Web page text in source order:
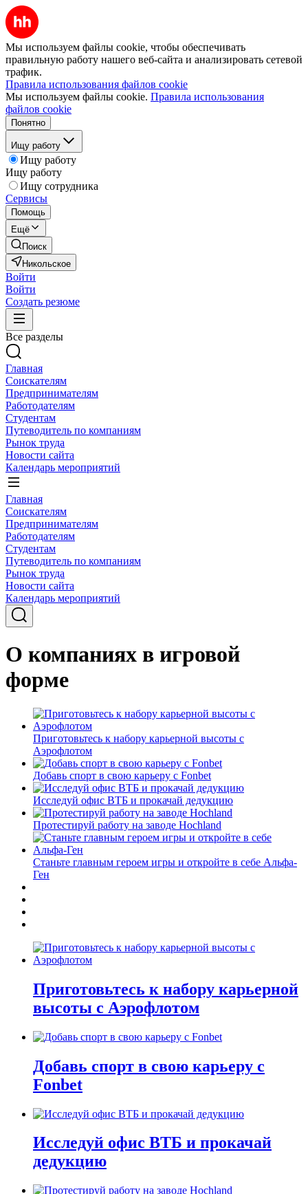
Мы используем файлы cookie, чтобы обеспечивать
правильную работу нашего веб-сайта и анализировать сетевой
трафик.
Правила использования файлов cookie
Мы используем файлы cookie. Правила использования
файлов cookie
Понятно
Ищу работу
Ищу работу
Ищу работу
Ищу сотрудника
Сервисы
Помощь
Ещё
Поиск
Никольское
Войти
Войти
Создать резюме
Все разделы
Главная
Соискателям
Предпринимателям
Работодателям
Студентам
Путеводитель по компаниям
Рынок труда
Новости сайта
Календарь мероприятий
Главная
Соискателям
Предпринимателям
Работодателям
Студентам
Путеводитель по компаниям
Рынок труда
Новости сайта
Календарь мероприятий
О компаниях в игровой
форме
Приготовьтесь к набору карьерной высоты с
Аэрофлотом
Добавь спорт в свою карьеру с Fonbet
Исследуй офис ВТБ и прокачай дедукцию
Протестируй работу на заводе Hochland
Станьте главным героем игры и откройте в себе Альфа-
Ген
Приготовьтесь к набору карьерной
высоты с Аэрофлотом
Добавь спорт в свою карьеру с
Fonbet
Исследуй офис ВТБ и прокачай
дедукцию